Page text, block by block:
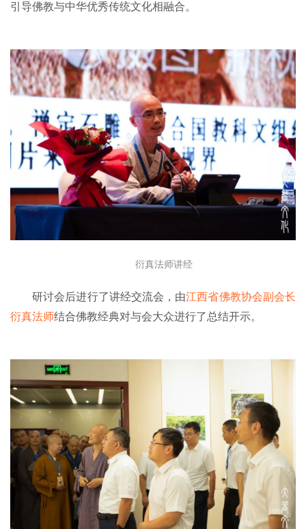
教
政
策
免
声
明
引导佛教与中华优秀传统文化相融合。
衍真法师讲经
研讨会后进行了讲经交流会，由江西省佛教协会副会长
衍真法师结合佛教经典对与会大众进行了总结开示。